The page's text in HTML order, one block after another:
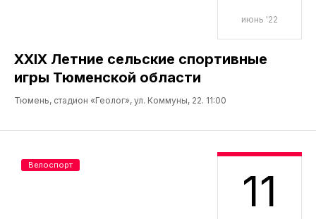
июнь '22
XXIX Летние сельские спортивные
игры Тюменской области
Тюмень, стадион «Геолог», ул. Коммуны, 22. 11:00
11
Велоспорт